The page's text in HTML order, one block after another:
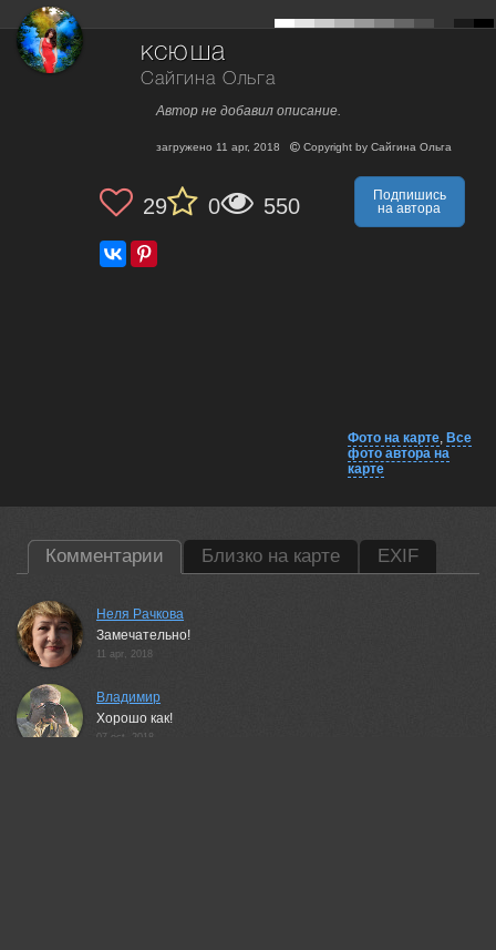
ксюша
Сайгина Ольга
Автор не добавил описание.
загружено 11 apr, 2018 Copyright by Сайгина Ольга
29 0 550
Подпишись
на автора
Фото на карте, Все
фото автора на
карте
Комментарии Близко на карте EXIF
Неля Рачкова
Замечательно!
11 apr, 2018
Владимир
Хорошо как!
07 oct, 2018